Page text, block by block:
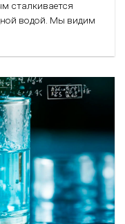
сталкивается
водой. Мы видим